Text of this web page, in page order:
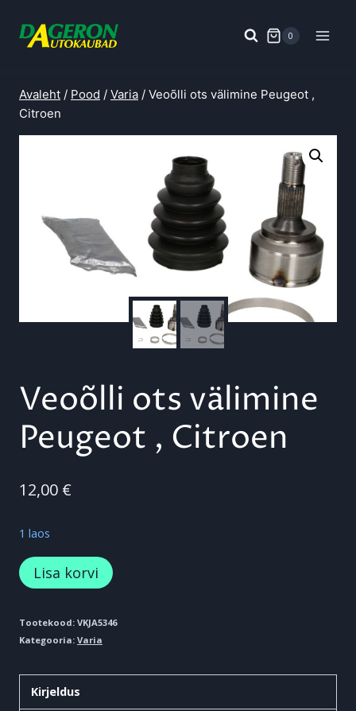
0
Avaleht / Pood / Varia / Veoõlli ots välimine Peugeot ,
Citroen
Veoõlli ots välimine
Peugeot , Citroen
12,00 €
1 laos
Veoõlli
ots
välimine
Peugeot
,
Citroen
Lisa korvi
Tootekood: VKJA5346
Kategooria: Varia
Kirjeldus